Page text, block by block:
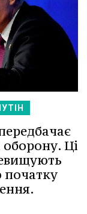
оборону. Ці
початку